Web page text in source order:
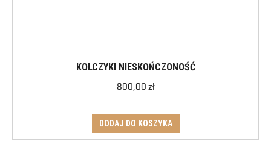
KOLCZYKI NIESKOŃCZONOŚĆ
800,00 zł
DODAJ DO KOSZYKA